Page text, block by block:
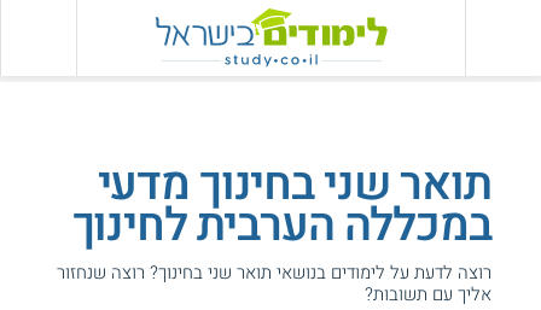
תואר שני בחינוך מדעי
במכללה הערבית לחינוך
רוצה לדעת על לימודים בנושאי תואר שני בחינוך? רוצה שנחזור
אליך עם תשובות?